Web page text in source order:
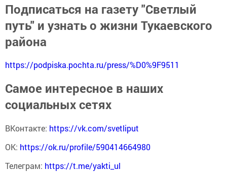
Подписаться на газету "Светлый
путь" и узнать о жизни Тукаевского
района
https://podpiska.pochta.ru/press/%D0%9F9511
Самое интересное в наших
социальных сетях
ВКонтакте: https://vk.com/svetliput
ОК: https://ok.ru/profile/590414664980
Телеграм: https://t.me/yakti_ul